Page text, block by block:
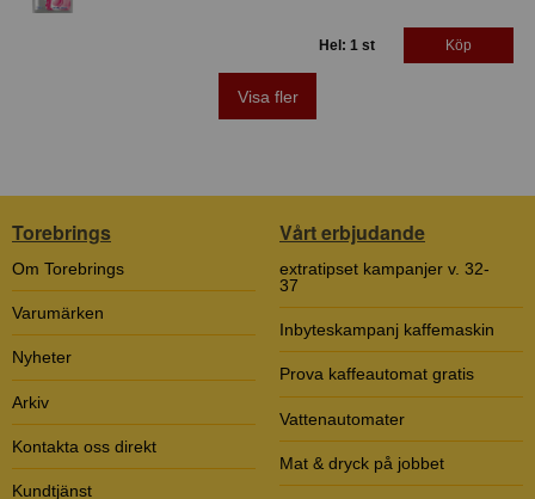
Hel: 1 st Köp
Visa fler
Torebrings
Om Torebrings
Varumärken
Nyheter
Arkiv
Kontakta oss direkt
Kundtjänst
Vårt erbjudande
extratipset kampanjer v. 32-
37
Inbyteskampanj kaffemaskin
Prova kaffeautomat gratis
Vattenautomater
Mat & dryck på jobbet